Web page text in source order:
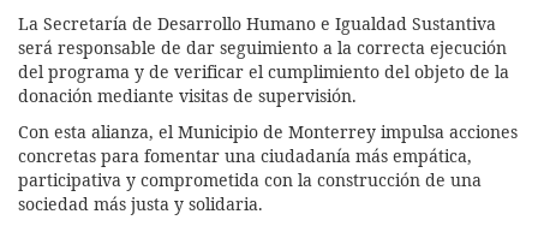
La Secretaría de Desarrollo Humano e Igualdad Sustantiva
será responsable de dar seguimiento a la correcta ejecución
del programa y de verificar el cumplimiento del objeto de la
donación mediante visitas de supervisión.
Con esta alianza, el Municipio de Monterrey impulsa acciones
concretas para fomentar una ciudadanía más empática,
participativa y comprometida con la construcción de una
sociedad más justa y solidaria.